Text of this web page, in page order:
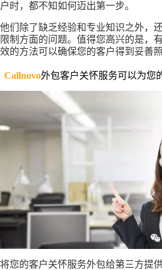
户时，都不知如何迈出第一步。
他们除了缺乏经验和专业知识之外，
限制方面的问题。值得您高兴的是，
效的方法可以确保您的客户得到妥善照
Callnovo外包客户关怀服务可以为您
将您的客户关怀服务外包给第三方提